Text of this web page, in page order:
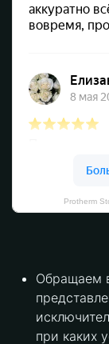
Protherm
Обращаем
при каких